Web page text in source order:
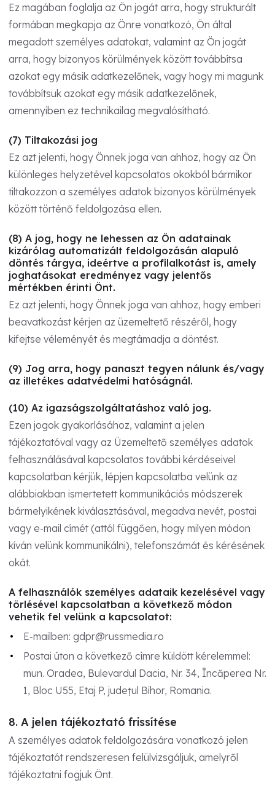
Ez magában foglalja az Ön jogát arra, hogy strukturált
formában megkapja az Önre vonatkozó, Ön által
megadott személyes adatokat, valamint az Ön jogát
arra, hogy bizonyos körülmények között továbbítsa
azokat egy másik adatkezelőnek, vagy hogy mi magunk
továbbítsuk azokat egy másik adatkezelőnek,
amennyiben ez technikailag megvalósítható.
(7) Tiltakozási jog
Ez azt jelenti, hogy Önnek joga van ahhoz, hogy az Ön
különleges helyzetével kapcsolatos okokból bármikor
tiltakozzon a személyes adatok bizonyos körülmények
között történő feldolgozása ellen.
(8) A jog, hogy ne lehessen az Ön adatainak
kizárólag automatizált feldolgozásán alapuló
döntés tárgya, ideértve a profilalkotást is, amely
joghatásokat eredményez vagy jelentős
mértékben érinti Önt.
Ez azt jelenti, hogy Önnek joga van ahhoz, hogy emberi
beavatkozást kérjen az üzemeltető részéről, hogy
kifejtse véleményét és megtámadja a döntést.
(9) Jog arra, hogy panaszt tegyen nálunk és/vagy
az illetékes adatvédelmi hatóságnál.
(10) Az igazságszolgáltatáshoz való jog.
Ezen jogok gyakorlásához, valamint a jelen
tájékoztatóval vagy az Üzemeltető személyes adatok
felhasználásával kapcsolatos további kérdéseivel
kapcsolatban kérjük, lépjen kapcsolatba velünk az
alábbiakban ismertetett kommunikációs módszerek
bármelyikének kiválasztásával, megadva nevét, postai
vagy e-mail címét (attól függően, hogy milyen módon
kíván velünk kommunikálni), telefonszámát és kérésének
okát.
A felhasználók személyes adataik kezelésével vagy
törlésével kapcsolatban a következő módon
vehetik fel velünk a kapcsolatot:
E-mailben: gdpr@russmedia.ro
Postai úton a következő címre küldött kérelemmel:
mun. Oradea, Bulevardul Dacia, Nr. 34, Încăperea Nr.
1, Bloc U55, Etaj P, județul Bihor, Romania.
8. A jelen tájékoztató frissítése
A személyes adatok feldolgozására vonatkozó jelen
tájékoztatót rendszeresen felülvizsgáljuk, amelyről
tájékoztatni fogjuk Önt.